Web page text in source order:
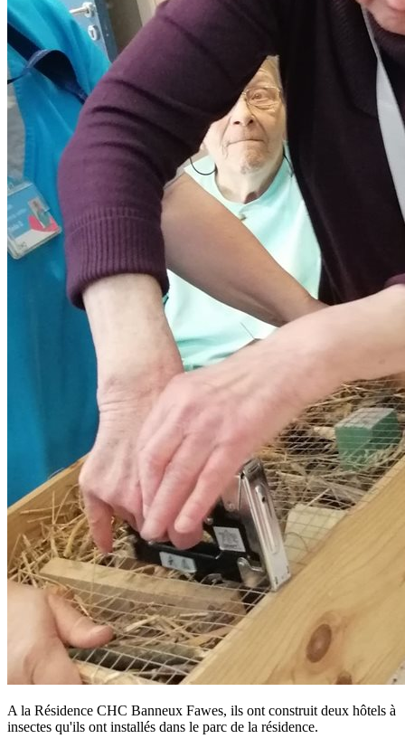
A la Résidence CHC Banneux Fawes, ils ont construit deux hôtels à
insectes qu'ils ont installés dans le parc de la résidence.